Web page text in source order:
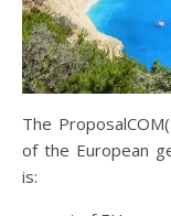
The
of the European
is: